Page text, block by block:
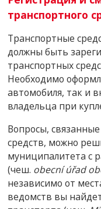
транспортного
Транспортные
должны быть
транспортных
Необходимо
автомобиля, так и
владельца при
Вопросы,
средств, можно
муниципалитета с
(чеш. obecní úřad
независимо от
ведомств вы